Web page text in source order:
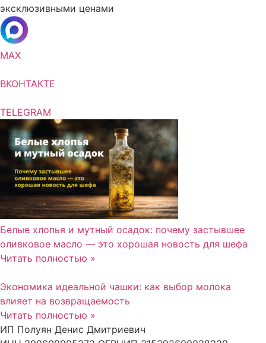
эксклюзивными ценами
MAX
ВКОНТАКТЕ
TELEGRAM
Белые хлопья и мутный осадок: почему застывшее
оливковое масло — это хорошая новость для шефа
Читать полностью »
Экономика идеальной чашки: как выбор молока
влияет на возвращаемость
Читать полностью »
ИП Полуян Денис Дмитриевич